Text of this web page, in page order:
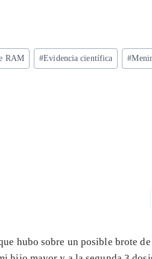
RAM #Evidencia científica #
hubo sobre un posible brote